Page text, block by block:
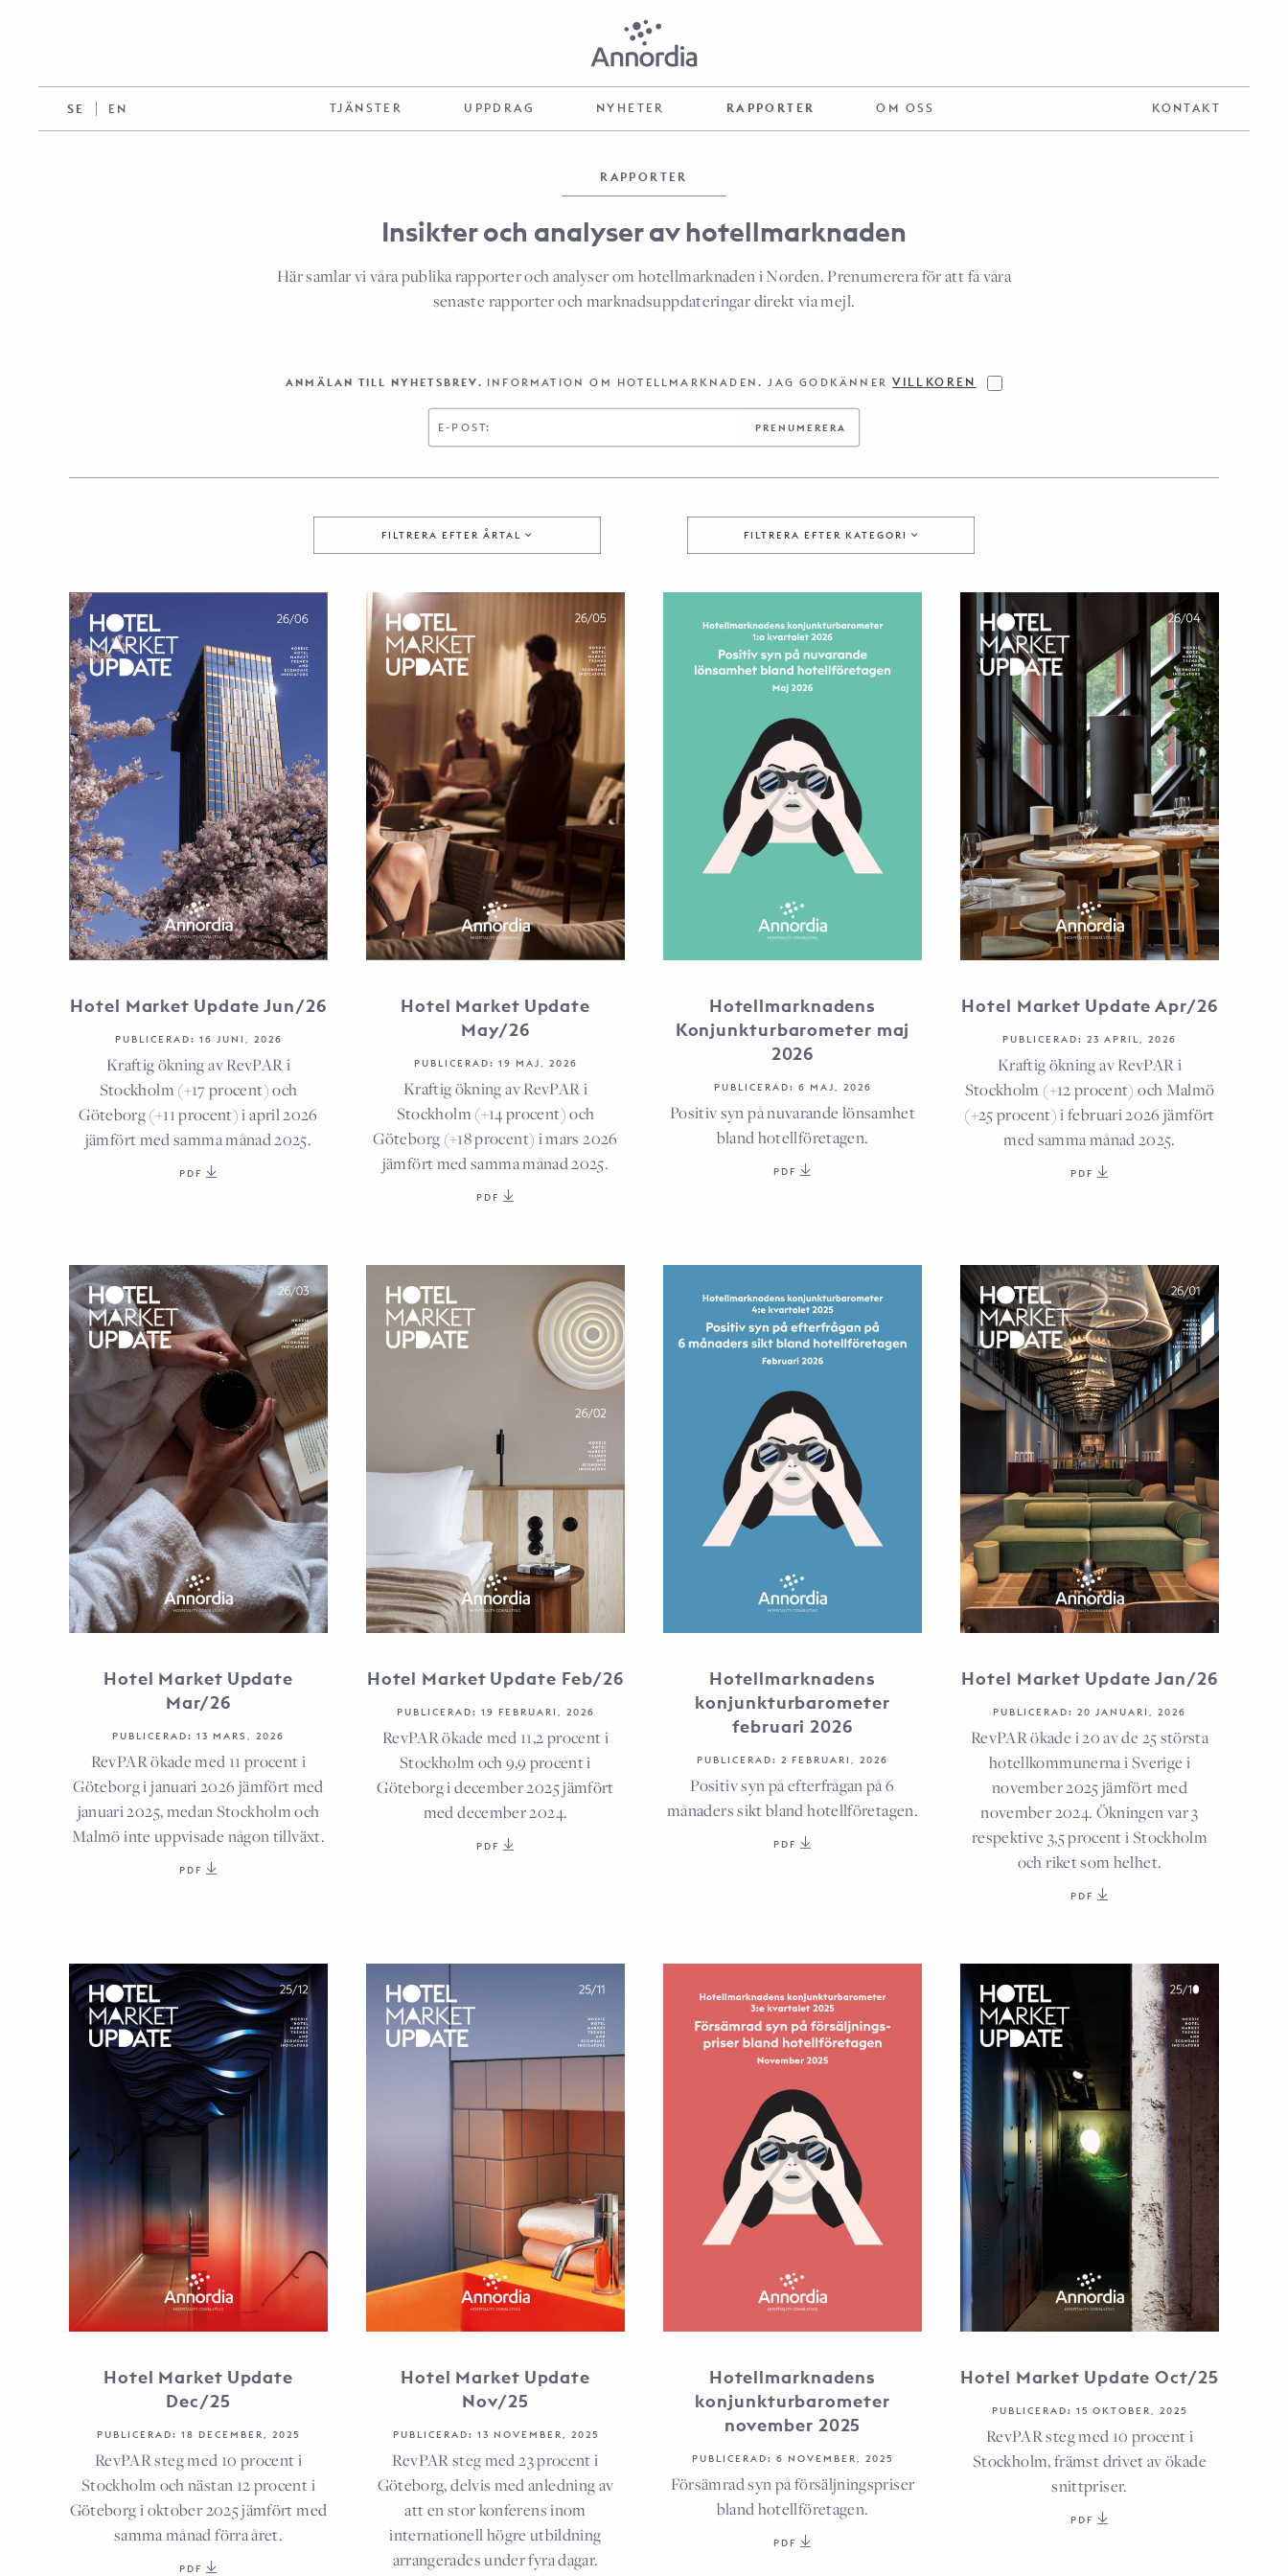
SE EN TJÄNSTER UPPDRAG NYHETER RAPPORTER OM OSS KONTAKT
RAPPORTER
Insikter och analyser av hotellmarknaden
Här samlar vi våra publika rapporter och analyser om hotellmarknaden i Norden. Prenumerera för att få våra
senaste rapporter och marknadsuppdateringar direkt via mejl.
ANMÄLAN TILL NYHETSBREV. INFORMATION OM HOTELLMARKNADEN. JAG GODKÄNNERVILLKOREN
FILTRERA EFTER ÅRTAL FILTRERA EFTER KATEGORI
Hotel Market Update Jun/26
PUBLICERAD: 16 JUNI, 2026
Kraftig ökning av RevPAR i
Stockholm (+17 procent) och
Göteborg (+11 procent) i april 2026
jämfört med samma månad 2025.
PDF
Hotel Market Update
May/26
PUBLICERAD: 19 MAJ, 2026
Kraftig ökning av RevPAR i
Stockholm (+14 procent) och
Göteborg (+18 procent) i mars 2026
jämfört med samma månad 2025.
PDF
Hotellmarknadens
Konjunkturbarometer maj
2026
PUBLICERAD: 6 MAJ, 2026
Positiv syn på nuvarande lönsamhet
bland hotellföretagen.
PDF
Hotel Market Update Apr/26
PUBLICERAD: 23 APRIL, 2026
Kraftig ökning av RevPAR i
Stockholm (+12 procent) och Malmö
(+25 procent) i februari 2026 jämfört
med samma månad 2025.
PDF
Hotel Market Update
Mar/26
PUBLICERAD: 13 MARS, 2026
RevPAR ökade med 11 procent i
Göteborg i januari 2026 jämfört med
januari 2025, medan Stockholm och
Malmö inte uppvisade någon tillväxt.
PDF
Hotel Market Update Feb/26
PUBLICERAD: 19 FEBRUARI, 2026
RevPAR ökade med 11,2 procent i
Stockholm och 9,9 procent i
Göteborg i december 2025 jämfört
med december 2024.
PDF
Hotellmarknadens
konjunkturbarometer
februari 2026
PUBLICERAD: 2 FEBRUARI, 2026
Positiv syn på efterfrågan på 6
månaders sikt bland hotellföretagen.
PDF
Hotel Market Update Jan/26
PUBLICERAD: 20 JANUARI, 2026
RevPAR ökade i 20 av de 25 största
hotellkommunerna i Sverige i
november 2025 jämfört med
november 2024. Ökningen var 3
respektive 3,5 procent i Stockholm
och riket som helhet.
PDF
Hotel Market Update
Dec/25
PUBLICERAD: 18 DECEMBER, 2025
RevPAR steg med 10 procent i
Stockholm och nästan 12 procent i
Göteborg i oktober 2025 jämfört med
samma månad förra året.
PDF
Hotel Market Update
Nov/25
PUBLICERAD: 13 NOVEMBER, 2025
RevPAR steg med 23 procent i
Göteborg, delvis med anledning av
att en stor konferens inom
internationell högre utbildning
arrangerades under fyra dagar.
Hotellmarknadens
konjunkturbarometer
november 2025
PUBLICERAD: 6 NOVEMBER, 2025
Försämrad syn på försäljningspriser
bland hotellföretagen.
PDF
Hotel Market Update Oct/25
PUBLICERAD: 15 OKTOBER, 2025
RevPAR steg med 10 procent i
Stockholm, främst drivet av ökade
snittpriser.
PDF